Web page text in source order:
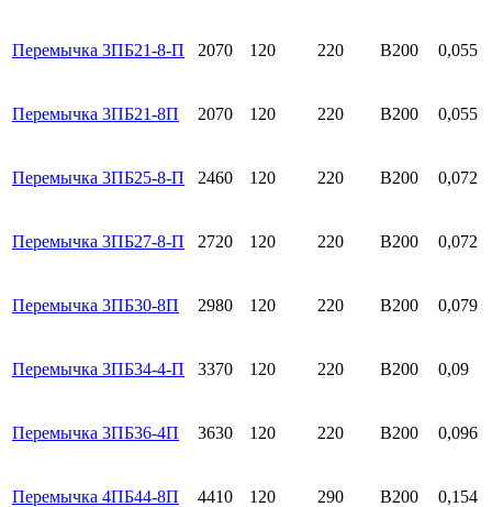
Перемычка 3ПБ21-8-П 2070 120 220 B200 0,055
Перемычка 3ПБ21-8П 2070 120 220 B200 0,055
Перемычка 3ПБ25-8-П 2460 120 220 B200 0,072
Перемычка 3ПБ27-8-П 2720 120 220 B200 0,072
Перемычка 3ПБ30-8П 2980 120 220 B200 0,079
Перемычка 3ПБ34-4-П 3370 120 220 B200 0,09
Перемычка 3ПБ36-4П 3630 120 220 B200 0,096
Перемычка 4ПБ44-8П 4410 120 290 B200 0,154